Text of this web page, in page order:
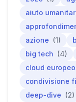
aiuto
azione (1)
big tech (4)
cloud europeo
condivisione
deep-dive (2)